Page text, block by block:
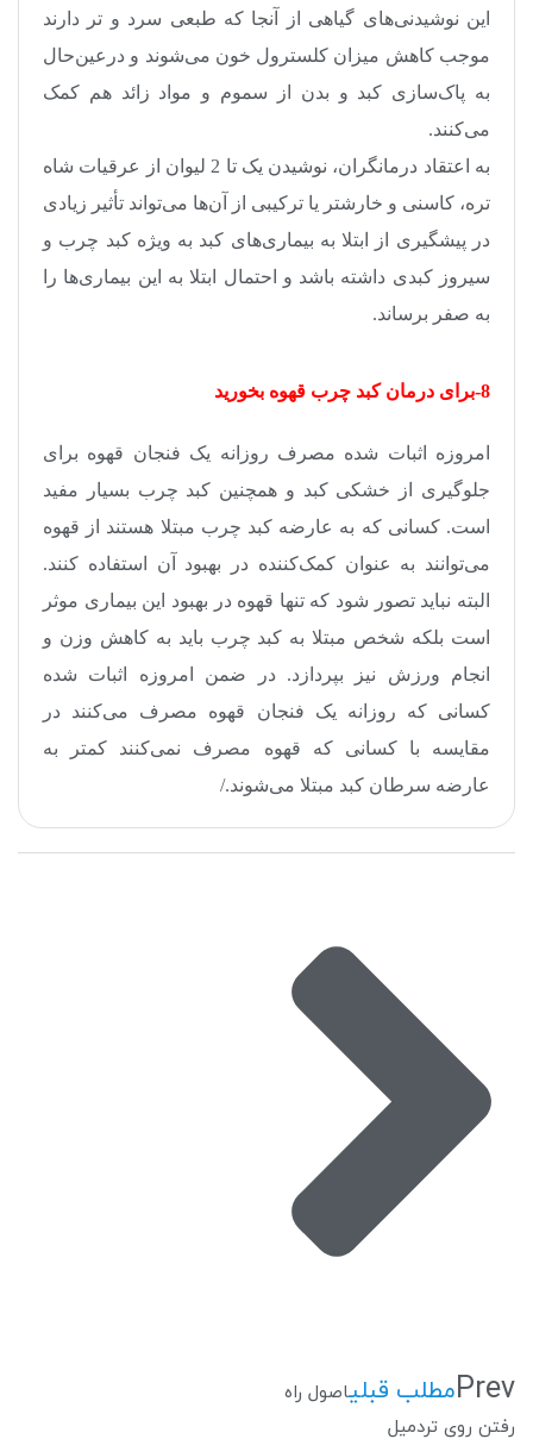
این نوشیدنی‌های گیاهی از آنجا که طبعی سرد و تر دارند
موجب کاهش میزان کلسترول خون می‌شوند و درعین‌حال
به پاک‌سازی کبد و بدن از سموم و مواد زائد هم کمک
می‌کنند.
به اعتقاد درمانگران، نوشیدن یک تا 2 لیوان از عرقیات شاه
تره، کاسنی و خارشتر یا ترکیبی از آن‌ها می‌تواند تأثیر زیادی
در پیشگیری از ابتلا به بیماری‌های کبد به ویژه کبد چرب و
سیروز کبدی داشته باشد و احتمال ابتلا به این بیماری‌ها را
به صفر برساند.
8-برای درمان کبد چرب قهوه بخورید
امروزه اثبات شده مصرف روزانه یک فنجان قهوه برای
جلوگیری از خشکی کبد و همچنین کبد چرب بسیار مفید
است. کسانی که به عارضه کبد چرب مبتلا هستند از قهوه
می‌توانند به عنوان کمک‌کننده در بهبود آن استفاده کنند.
البته نباید تصور شود که تنها قهوه در بهبود این بیماری موثر
است بلکه شخص مبتلا به کبد چرب باید به کاهش وزن و
انجام ورزش نیز بپردازد. در ضمن امروزه اثبات شده
کسانی که روزانه یک فنجان قهوه مصرف می‌کنند در
مقایسه با کسانی که قهوه مصرف نمی‌کنند کمتر به
عارضه سرطان کبد مبتلا می‌شوند/.
Prevمطلب قبلیاصول راه
رفتن روی تردمیل